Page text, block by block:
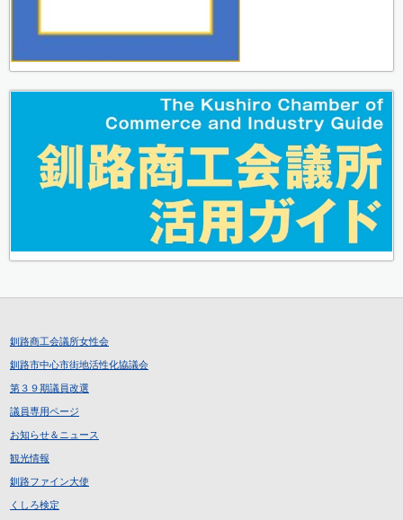
釧路商工会議所女性会
釧路市中心市街地活性化協議会
第３９期議員改選
議員専用ページ
お知らせ＆ニュース
観光情報
釧路ファイン大使
くしろ検定